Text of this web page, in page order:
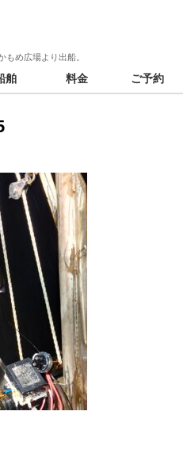
もめ広場より出船。
舶 料金 ご予約